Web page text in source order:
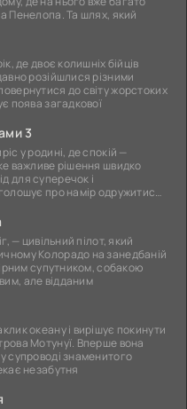
Пенелопа. Та шлях, який
де двоє колишніх бійців
розійшлися різними
до світу жорстоких
поява загадкової
3
у родині, де спокій —
важливе рішення швидко
для суперечок і
про намір одружитися,
— цивільний пілот, який
Колорадо на занедбаній
супутником, собакою
але відданим
океану і вирішує покинути
Мотунуї. Вперше вона
супроводі знаменитого
незабутня